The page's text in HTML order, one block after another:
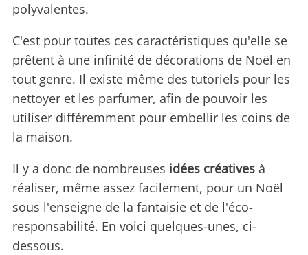
polyvalentes.
C'est pour toutes ces caractéristiques qu'elle se
prêtent à une infinité de décorations de Noël en
tout genre. Il existe même des tutoriels pour les
nettoyer et les parfumer, afin de pouvoir les
utiliser différemment pour embellir les coins de
la maison.
Il y a donc de nombreuses idées créatives à
réaliser, même assez facilement, pour un Noël
sous l'enseigne de la fantaisie et de l'éco-
responsabilité. En voici quelques-unes, ci-
dessous.